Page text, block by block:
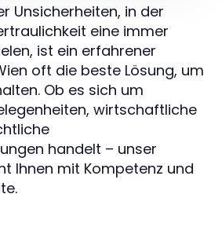
Unsicherheiten, in der
eine immer
ist ein erfahrener
oft die beste Lösung, um
Ob es sich um
wirtschaftliche
handelt – unser
Ihnen mit Kompetenz und